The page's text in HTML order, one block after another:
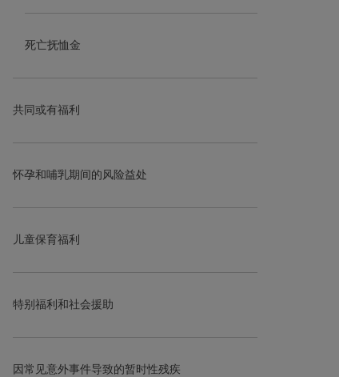
死亡抚恤金
共同或有福利
怀孕和哺乳期间的风险益处
儿童保育福利
特别福利和社会援助
因常见意外事件导致的暂时性残疾